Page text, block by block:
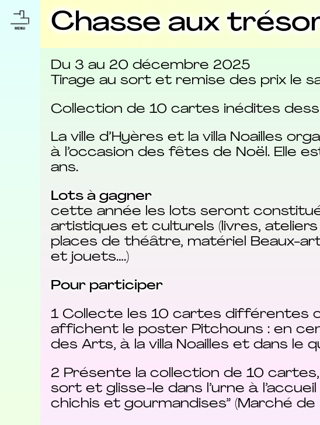
Chasse aux
Du 3 au 20 décembre 2025
Tirage au sort et remise des prix le
Collection de 10 cartes inédites
La ville d’Hyères et la villa Noailles
à l’occasion des fêtes de Noël. Elle
ans.
Lots à gagner
cette année les lots seront
artistiques et culturels (livres,
places de théâtre, matériel Beaux-
et jouets….)
Pour participer
1 Collecte les 10 cartes différentes
affichent le poster Pitchouns : en
des Arts, à la villa Noailles et dans le
2 Présente la collection de 10
sort et glisse-le dans l’urne à
chichis et gourmandises” (Marché de